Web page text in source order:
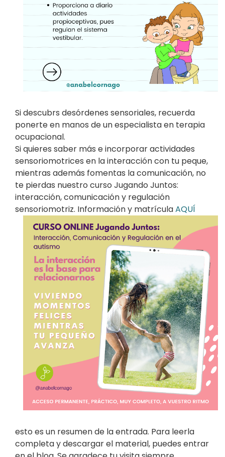
Si descubrs desórdenes sensoriales, recuerda
ponerte en manos de un especialista en terapia
ocupacional.
Si quieres saber más e incorporar actividades
sensoriomotrices en la interacción con tu peque,
mientras además fomentas la comunicación, no
te pierdas nuestro curso Jugando Juntos:
interacción, comunicación y regulación
sensoriomotriz. Información y matrículaAQUÍ
esto es un resumen de la entrada. Para leerla
completa y descargar el material, puedes entrar